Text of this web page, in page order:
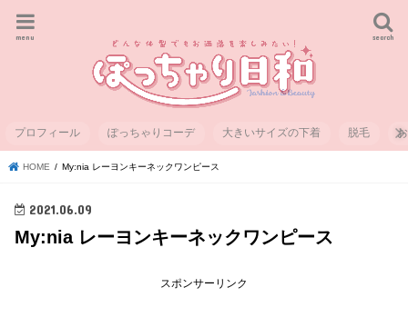
search
menu
プロフィール ぽっちゃりコーデ 大きいサイズの下着 脱毛
HOME My:nia レーヨンキーネックワンピース
2021.06.09
My:nia レーヨンキーネックワンピース
スポンサーリンク